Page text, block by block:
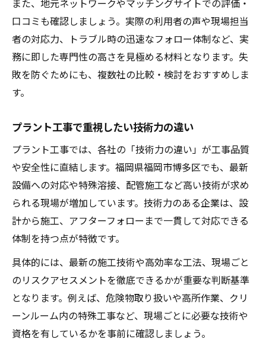
口コミも確認しましょう。実際の利用者の声や現場担当
者の対応力、トラブル時の迅速なフォロー体制など、実
務に即した専門性の高さを見極める材料となります。失
敗を防ぐためにも、複数社の比較・検討をおすすめしま
す。
プラント工事で重視したい技術力の違い
プラント工事では、各社の「技術力の違い」が工事品質
や安全性に直結します。福岡県福岡市博多区でも、最新
設備への対応や特殊溶接、配管施工など高い技術が求め
られる現場が増加しています。技術力のある企業は、設
計から施工、アフターフォローまで一貫して対応できる
体制を持つ点が特徴です。
具体的には、最新の施工技術や高効率な工法、現場ごと
のリスクアセスメントを徹底できるかが重要な判断基準
となります。例えば、危険物取り扱いや高所作業、クリ
ーンルーム内の特殊工事など、現場ごとに必要な技術や
資格を有しているかを事前に確認しましょう。